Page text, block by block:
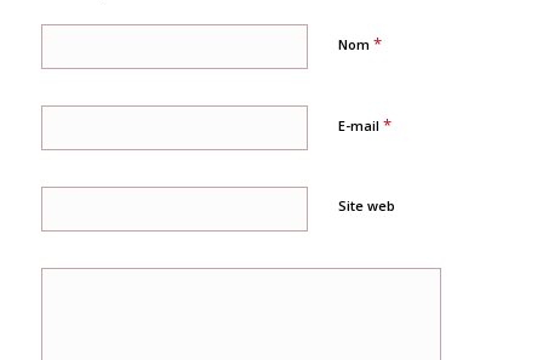
Nom *
E-mail *
Site web